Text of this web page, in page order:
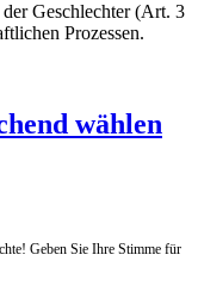
Geschlechter (Art. 3
Prozessen.
wählen
Geben Sie Ihre Stimme für